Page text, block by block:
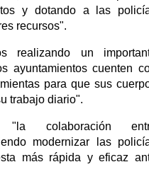
y dotando a las
recursos".
realizando un
ayuntamientos cuenten
para que sus
trabajo diario".
colaboración
modernizar las
más rápida y eficaz